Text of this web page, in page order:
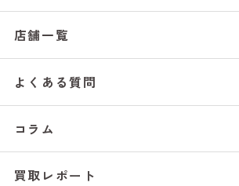
店舗一覧
よくある質問
コラム
買取レポート